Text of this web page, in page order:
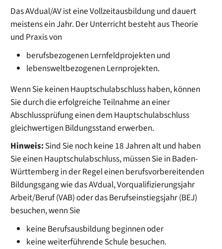
Das AVdual/AV ist eine Vollzeitausbildung und dauert
meistens ein Jahr. Der Unterricht besteht aus Theorie
und Praxis von
berufsbezogenen Lernfeldprojekten und
lebensweltbezogenen Lernprojekten.
Wenn Sie keinen Hauptschulabschluss haben, können
Sie durch die erfolgreiche Teilnahme an einer
Abschlussprüfung einen dem Hauptschulabschluss
gleichwertigen Bildungsstand erwerben.
Hinweis: Sind Sie noch keine 18 Jahren alt und haben
Sie einen Hauptschulabschluss, müssen Sie in Baden-
Württemberg in der Regel einen berufsvorbereitenden
Bildungsgang wie das AVdual, Vorqualifizierungsjahr
Arbeit/Beruf (VAB) oder das Berufseinstiegsjahr (BEJ)
besuchen, wenn Sie
keine Berufsausbildung beginnen oder
keine weiterführende Schule besuchen.